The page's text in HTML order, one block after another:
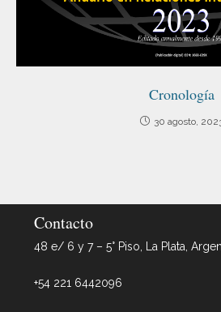
Cronología
30 agosto,
Contacto
48 e/ 6 y 7 – 5° Piso, La Plata,
+54 221 6442096